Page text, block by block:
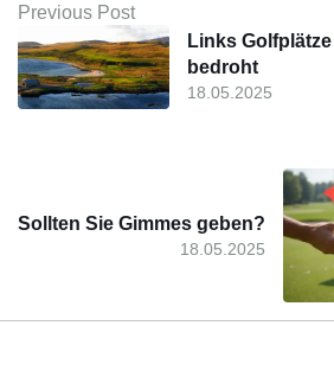
Previous Post
18.05.2025
Links
bedroht
18.05.2025
Sollten Sie Gimmes geben?